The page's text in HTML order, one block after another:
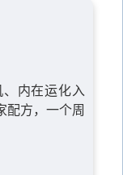
内在运化入
配方，一个周